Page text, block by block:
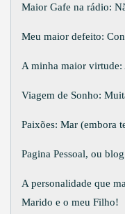
Maior Gafe na rádio:
Meu maior defeito:
A minha maior
Viagem de Sonho:
Paixões: Mar (embora
Pagina Pessoal, ou
A personalidade que
Marido e o meu Filho!